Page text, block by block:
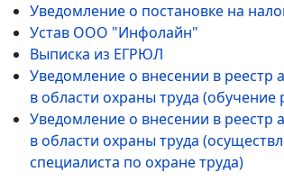
Уведомление о постановке на
Устав ООО "Инфолайн"
Выписка из ЕГРЮЛ
Уведомление о внесении в реестр
в области охраны труда
Уведомление о внесении в реестр
в области охраны труда
специалиста по охране труда)